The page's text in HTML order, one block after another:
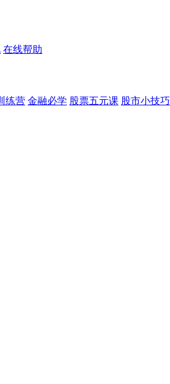
在线帮助
练营 金融必学 股票五元课 股市小技巧